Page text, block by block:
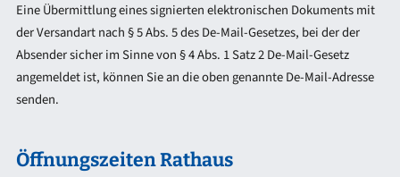
Eine Übermittlung eines signierten elektronischen Dokuments mit
der Versandart nach § 5 Abs. 5 des De-Mail-Gesetzes, bei der der
Absender sicher im Sinne von § 4 Abs. 1 Satz 2 De-Mail-Gesetz
angemeldet ist, können Sie an die oben genannte De-Mail-Adresse
senden.
Öffnungszeiten Rathaus